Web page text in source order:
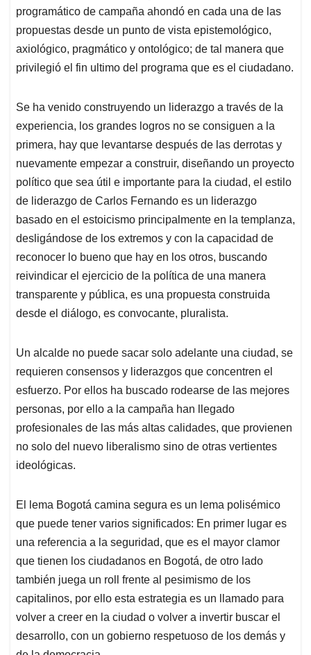
programático de campaña ahondó en cada una de las
propuestas desde un punto de vista epistemológico,
axiológico, pragmático y ontológico; de tal manera que
privilegió el fin ultimo del programa que es el ciudadano.
Se ha venido construyendo un liderazgo a través de la
experiencia, los grandes logros no se consiguen a la
primera, hay que levantarse después de las derrotas y
nuevamente empezar a construir, diseñando un proyecto
político que sea útil e importante para la ciudad, el estilo
de liderazgo de Carlos Fernando es un liderazgo
basado en el estoicismo principalmente en la templanza,
desligándose de los extremos y con la capacidad de
reconocer lo bueno que hay en los otros, buscando
reivindicar el ejercicio de la política de una manera
transparente y pública, es una propuesta construida
desde el diálogo, es convocante, pluralista.
Un alcalde no puede sacar solo adelante una ciudad, se
requieren consensos y liderazgos que concentren el
esfuerzo. Por ellos ha buscado rodearse de las mejores
personas, por ello a la campaña han llegado
profesionales de las más altas calidades, que provienen
no solo del nuevo liberalismo sino de otras vertientes
ideológicas.
El lema Bogotá camina segura es un lema polisémico
que puede tener varios significados: En primer lugar es
una referencia a la seguridad, que es el mayor clamor
que tienen los ciudadanos en Bogotá, de otro lado
también juega un roll frente al pesimismo de los
capitalinos, por ello esta estrategia es un llamado para
volver a creer en la ciudad o volver a invertir buscar el
desarrollo, con un gobierno respetuoso de los demás y